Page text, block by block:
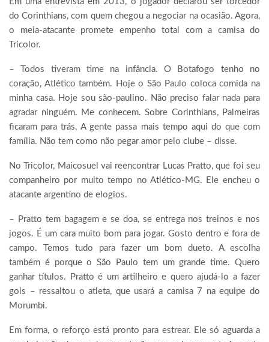
do Corinthians, com quem chegou a negociar na ocasião. Agora,
o meia-atacante promete empenho total com a camisa do
Tricolor.
– Todos tiveram time na infância. O Botafogo tenho no
coração, Atlético também. Hoje o São Paulo coloca comida na
minha casa. Hoje sou são-paulino. Não preciso falar nada para
agradar ninguém. Me conhecem. Sobre Corinthians, Palmeiras
ficaram para trás. A gente passa mais tempo aqui do que com
família. Não tem como não pegar amor pelo clube – disse.
No Tricolor, Maicosuel vai reencontrar Lucas Pratto, que foi seu
companheiro por muito tempo no Atlético-MG. Ele encheu o
atacante argentino de elogios.
– Pratto tem bagagem e se doa, se entrega nos treinos e nos
jogos. É um cara muito bom para jogar. Gosto dentro e fora de
campo. Temos tudo para fazer um bom dueto. A escolha
também é porque o São Paulo tem um grande time. Quero
ganhar títulos. Pratto é um artilheiro e quero ajudá-lo a fazer
gols – ressaltou o atleta, que usará a camisa 7 na equipe do
Morumbi.
Em forma, o reforço está pronto para estrear. Ele só aguarda a